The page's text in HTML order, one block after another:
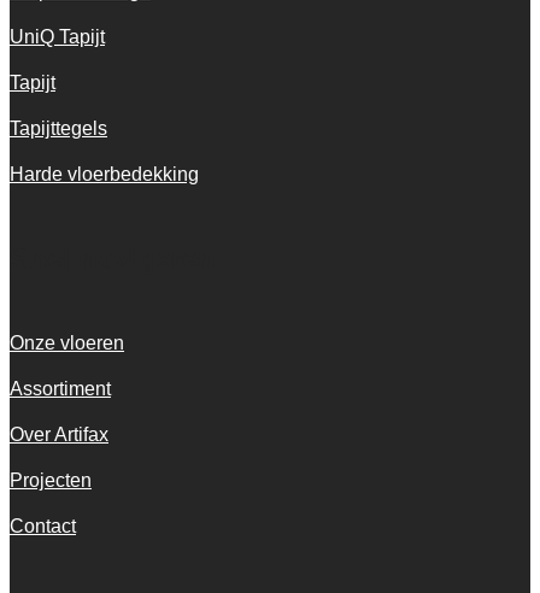
UniQ Tapijt
Tapijt
Tapijttegels
Harde vloerbedekking
Onze vloeren
Assortiment
Over Artifax
Projecten
Contact